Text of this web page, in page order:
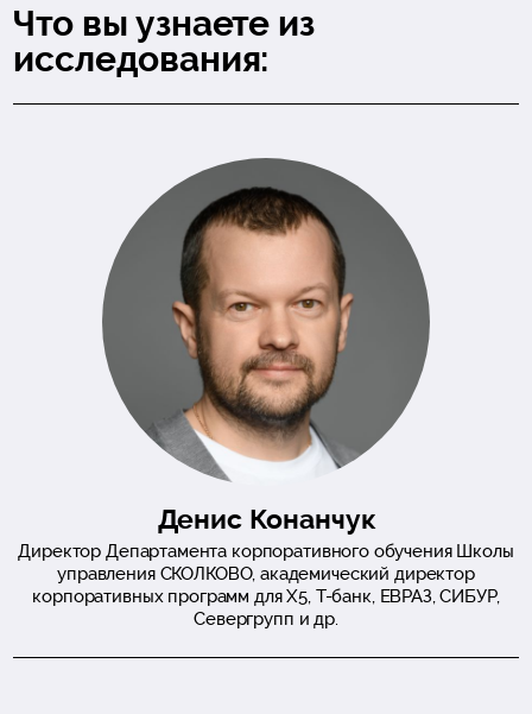
Что вы узнаете из
исследования:
Денис Конанчук
Директор Департамента корпоративного обучения Школы
управления СКОЛКОВО, академический директор
корпоративных программ для X5, Т-банк, ЕВРАЗ, СИБУР,
Севергрупп и др.